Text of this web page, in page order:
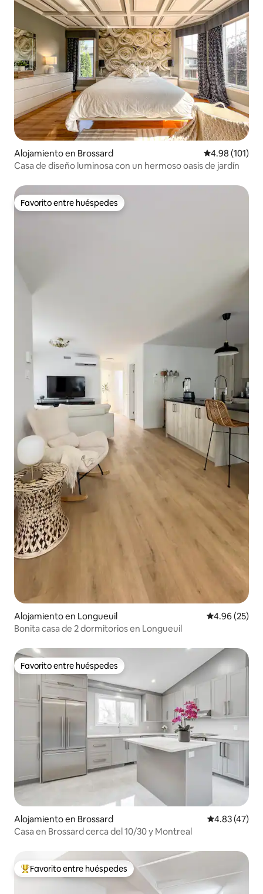
Alojamiento en Brossard Calificación
4.98 (101)
Casa de diseño luminosa con un hermoso oasis de jardín
Favorito entre huéspedes
Favorito entre huéspedes
Alojamiento en Longueuil Calificación
4.96 (25)
Bonita casa de 2 dormitorios en Longueuil
Favorito entre huéspedes
Favorito entre huéspedes
Alojamiento en Brossard Calificación
4.83 (47)
Casa en Brossard cerca del 10/30 y Montreal
Favorito entre huéspedes preferido
Favorito entre huéspedes